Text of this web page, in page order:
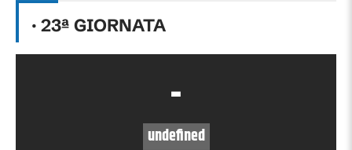
· 23ª GIORNATA
-
undefined